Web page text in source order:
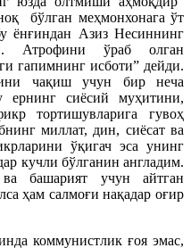
бўлган меҳмонхонага ўт
ёнғиндан Азиз Несиннинг
Атрофини ўраб олган
гапимнинг исботи” дейди.
чақиш учун бир неча
ернинг сиёсий муҳитини,
тортишувларига гувоҳ
миллат, дин, сиёсат ва
ўқигач эса унинг
кучли бўлганин англадим.
башарият учун айтган
ҳам салмоғи нақадар оғир
коммунистлик ғоя эмас,